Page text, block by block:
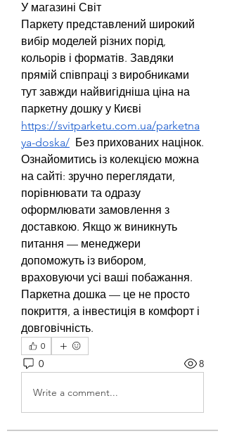
У магазині Світ
Паркету представлений широкий
вибір моделей різних порід,
кольорів і форматів. Завдяки
прямій співпраці з виробниками
тут завжди найвигідніша ціна на
https://svitparketu.com.ua/parketna
ya-doska/
  Без прихованих націнок.
Ознайомитись із колекцією можна
на сайті: зручно переглядати,
порівнювати та одразу
оформлювати замовлення з
доставкою. Якщо ж виникнуть
питання — менеджери
допоможуть із вибором,
враховуючи усі ваші побажання.
Паркетна дошка — це не просто
покриття, а інвестиція в комфорт і
довговічність.
0
0 8
Write a comment...